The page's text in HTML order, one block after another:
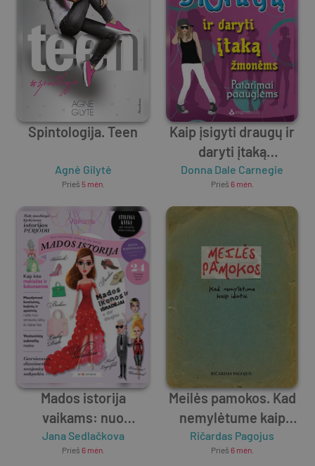
Spintologija. Teen
Agnė Gilytė
Prieš 5 mėn.
Kaip įsigyti draugų ir
daryti įtaką
žmonėms. Patarimai
paauglėms
Donna Dale Carnegie
Prieš 6 mėn.
Mados istorija
vaikams: nuo
seniausių laikų iki šių
dienų
Jana Sedlačkova
Prieš 6 mėn.
Meilės pamokos. Kad
nemylėtume kaip
idiotai
Ričardas Pagojus
Prieš 6 mėn.